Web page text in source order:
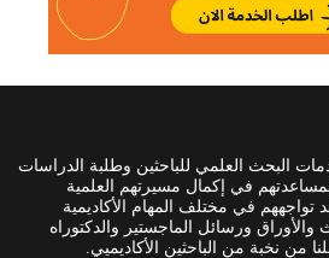
البحث العلمي للباحثين وطلبة الدراسات
لمساعدتهم في إكمال مسيرتهم العلمية
تواجههم في مختلف المهام الأكاديمية
والأوراق ورسائل الماجستير والدكتوراه
من نخبة من الباحثين الأكاديميي.